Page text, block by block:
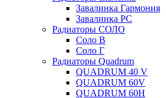
Завалинка Гармония
Завалинка РС
Радиаторы СОЛО
Соло В
Соло Г
Радиаторы Quadrum
QUADRUM 40 V
QUADRUM 60V
QUADRUM 60H